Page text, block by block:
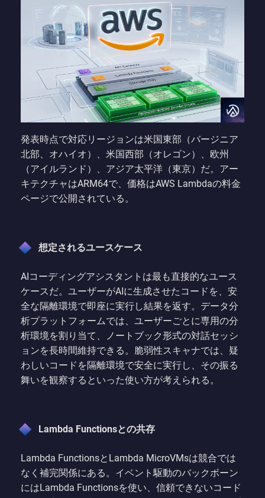
発表時点で対応リージョンは米国東部（バージニア
北部、オハイオ）、米国西部（オレゴン）、欧州
（アイルランド）、アジア太平洋（東京）だ。アー
キテクチャはARM64で、価格はAWS Lambdaの料金
ページで公開されている。
想定されるユースケース
AIコーディングアシスタントは最も直接的なユース
ケースだ。ユーザーがAIに生成させたコードを、安
全な隔離環境で即座に実行し結果を返す。データ分
析プラットフォームでは、ユーザーごとに専用の分
析環境を割り当て、ノートブック形式の対話セッシ
ョンを長時間維持できる。脆弱性スキャナでは、疑
わしいコードを隔離環境で安全に実行し、その振る
舞いを観察するといった使い方が考えられる。
Lambda Functionsとの共存
Lambda FunctionsとLambda MicroVMsは競合では
なく補完関係にある。イベント駆動のバックボーン
にはLambda Functionsを使い、信頼できないコード